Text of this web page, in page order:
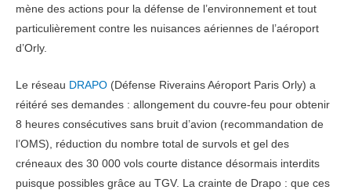
mène des actions pour la défense de l’environnement et tout
particulièrement contre les nuisances aériennes de l’aéroport
d’Orly.
Le réseau DRAPO (Défense Riverains Aéroport Paris Orly) a
réitéré ses demandes : allongement du couvre-feu pour obtenir
8 heures consécutives sans bruit d’avion (recommandation de
l’OMS), réduction du nombre total de survols et gel des
créneaux des 30 000 vols courte distance désormais interdits
puisque possibles grâce au TGV. La crainte de Drapo : que ces